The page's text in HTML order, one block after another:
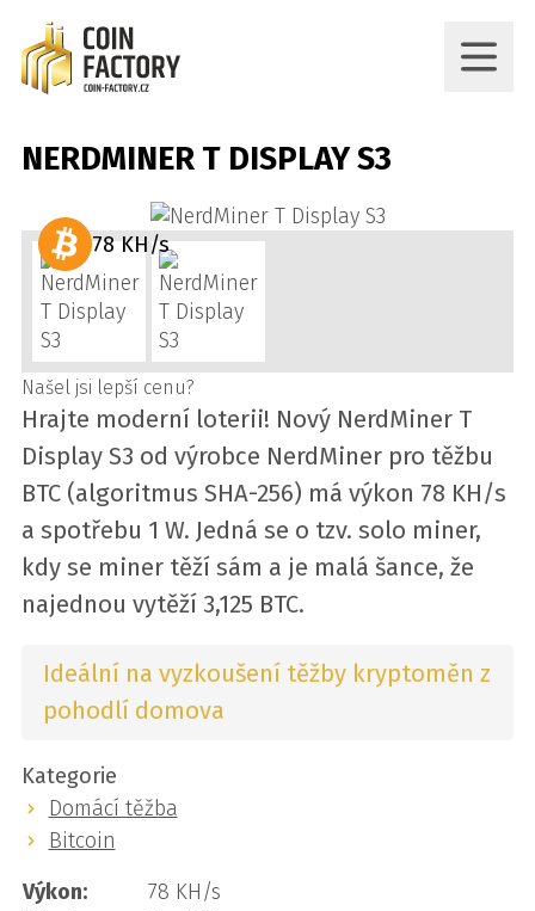
NERDMINER T DISPLAY S3
78 KH/s
Našel jsi lepší cenu?
Hrajte moderní loterii! Nový NerdMiner T
Display S3 od výrobce NerdMiner pro těžbu
BTC (algoritmus SHA-256) má výkon 78 KH/s
a spotřebu 1 W. Jedná se o tzv. solo miner,
kdy se miner těží sám a je malá šance, že
najednou vytěží 3,125 BTC.
Ideální na vyzkoušení těžby kryptoměn z
pohodlí domova
Kategorie
Domácí těžba
Bitcoin
Výkon:
78 KH/s